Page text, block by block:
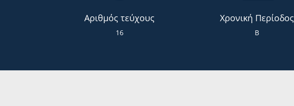
Αριθμός τεύχους
16
Χρονική Περίοδος
Β